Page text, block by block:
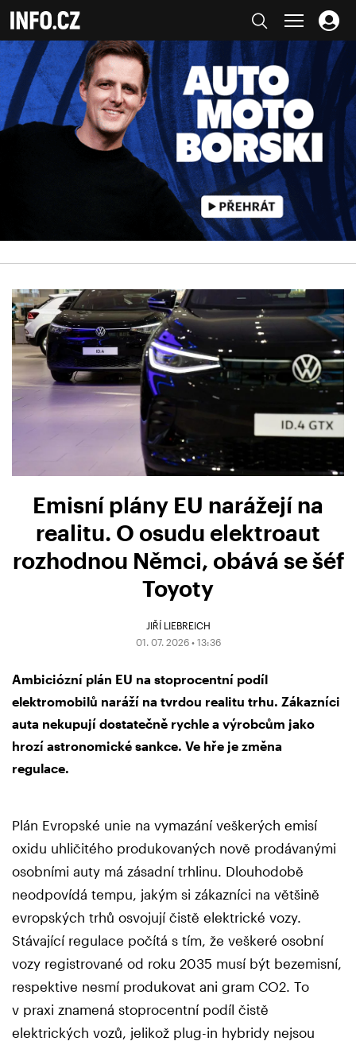
Emisní plány EU narážejí na
realitu. O osudu elektroaut
rozhodnou Němci, obává se šéf
Toyoty
JIŘÍ LIEBREICH
01. 07. 2026 • 13:36
Ambiciózní plán EU na stoprocentní podíl
elektromobilů naráží na tvrdou realitu trhu. Zákazníci
auta nekupují dostatečně rychle a výrobcům jako
hrozí astronomické sankce. Ve hře je změna
regulace.
Plán Evropské unie na vymazání veškerých emisí
oxidu uhličitého produkovaných nově prodávanými
osobními auty má zásadní trhlinu. Dlouhodobě
neodpovídá tempu, jakým si zákazníci na většině
evropských trhů osvojují čistě elektrické vozy.
Stávající regulace počítá s tím, že veškeré osobní
vozy registrované od roku 2035 musí být bezemisní,
respektive nesmí produkovat ani gram CO2. To
v praxi znamená stoprocentní podíl čistě
elektrických vozů, jelikož plug-in hybridy nejsou